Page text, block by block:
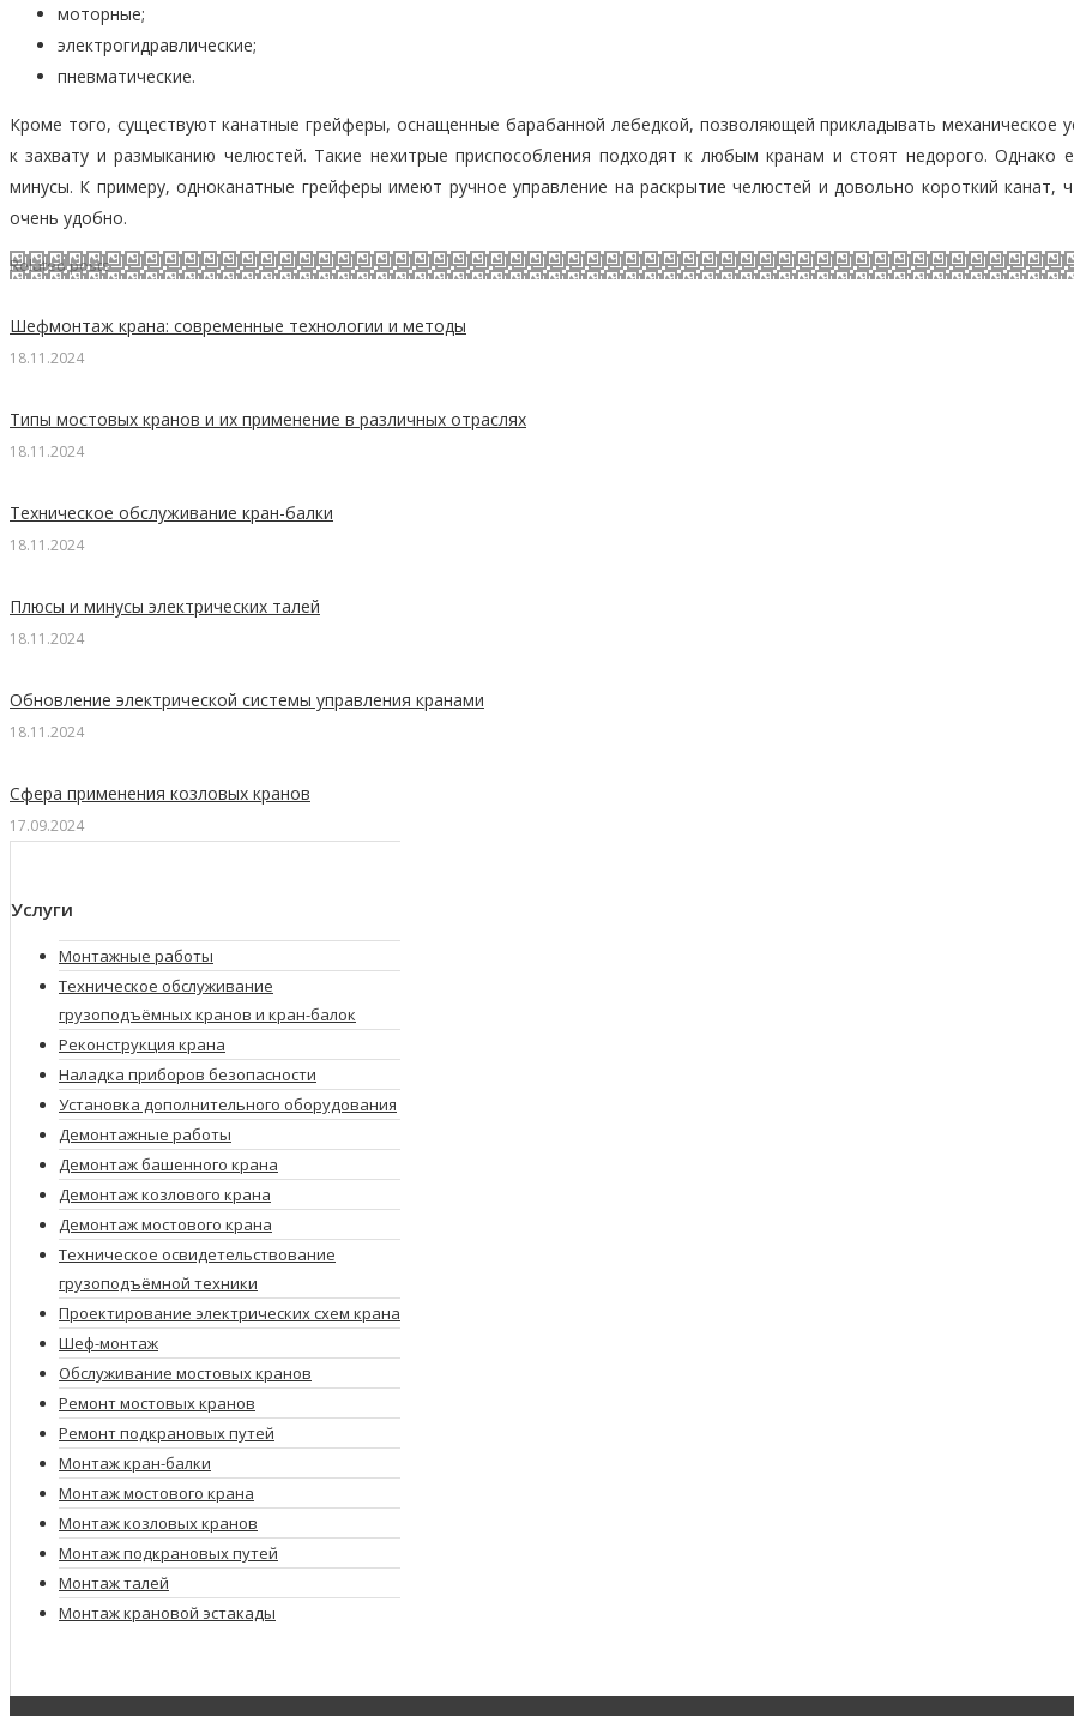
моторные;
электрогидравлические;
пневматические.
Кроме того, существуют канатные грейферы, оснащенные барабанной лебедкой, позволяющей прикладывать механическое
к захвату и размыканию челюстей. Такие нехитрые приспособления подходят к любым кранам и стоят недорого. Однако
минусы. К примеру, одноканатные грейферы имеют ручное управление на раскрытие челюстей и довольно короткий канат,
очень удобно.
Related posts
Шефмонтаж крана: современные технологии и методы
18.11.2024
Типы мостовых кранов и их применение в различных отраслях
18.11.2024
Техническое обслуживание кран-балки
18.11.2024
Плюсы и минусы электрических талей
18.11.2024
Обновление электрической системы управления кранами
18.11.2024
Сфера применения козловых кранов
17.09.2024
Услуги
Монтажные работы
Техническое обслуживание
грузоподъёмных кранов и кран-балок
Реконструкция крана
Наладка приборов безопасности
Установка дополнительного оборудования
Демонтажные работы
Демонтаж башенного крана
Демонтаж козлового крана
Демонтаж мостового крана
Техническое освидетельствование
грузоподъёмной техники
Проектирование электрических схем крана
Шеф-монтаж
Обслуживание мостовых кранов
Ремонт мостовых кранов
Ремонт подкрановых путей
Монтаж кран-балки
Монтаж мостового крана
Монтаж козловых кранов
Монтаж подкрановых путей
Монтаж талей
Монтаж крановой эстакады